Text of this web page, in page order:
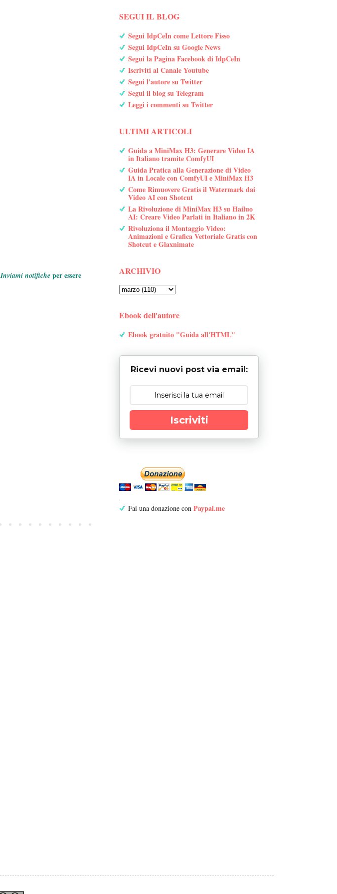
Inviami notifiche per essere
SEGUI IL BLOG
Segui IdpCeIn come Lettore Fisso
Segui IdpCeIn su Google News
Segui la Pagina Facebook di IdpCeIn
Iscriviti al Canale Youtube
Segui l'autore su Twitter
Segui il blog su Telegram
Leggi i commenti su Twitter
ULTIMI ARTICOLI
Guida a MiniMax H3: Generare Video IA
in Italiano tramite ComfyUI
Guida Pratica alla Generazione di Video
IA in Locale con ComfyUI e MiniMax H3
Come Rimuovere Gratis il Watermark dai
Video AI con Shotcut
La Rivoluzione di MiniMax H3 su Hailuo
AI: Creare Video Parlati in Italiano in 2K
Rivoluziona il Montaggio Video:
Animazioni e Grafica Vettoriale Gratis con
Shotcut e Glaxnimate
ARCHIVIO
Ebook dell'autore
Ebook gratuito "Guida all'HTML"
Ricevi nuovi post via email:
Iscriviti
Fai una donazione con Paypal.me